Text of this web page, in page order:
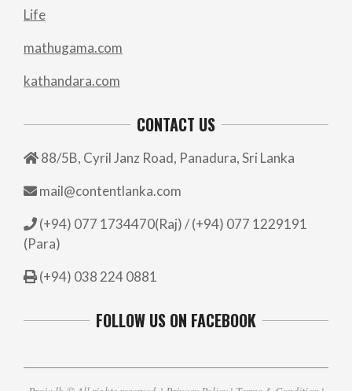
Life
mathugama.com
kathandara.com
CONTACT US
88/5B, Cyril Janz Road, Panadura, Sri Lanka
mail@contentlanka.com
(+94) 077 1734470(Raj) / (+94) 077 1229191
(Para)
(+94) 038 224 0881
FOLLOW US ON FACEBOOK